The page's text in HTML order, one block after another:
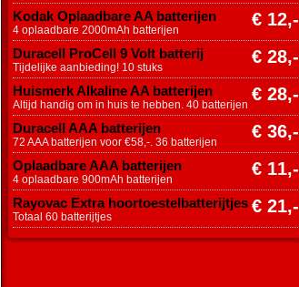
Kodak Oplaadbare AA batterijen € 12,-
4 oplaadbare 2000mAh batterijen
Duracell ProCell 9 Volt batterij € 28,-
Tijdelijke aanbieding! 10 stuks
Huismerk Alkaline AA batterijen € 28,-
Altijd handig om in huis te hebben. 40 batterijen
Duracell AAA batterijen € 36,-
72 AAA batterijen voor €58,-. 36 batterijen
Oplaadbare AAA batterijen € 11,-
4 oplaadbare 900mAh batterijen
Rayovac Extra hoortoestelbatterijtjes € 21,-
Totaal 60 batterijtjes